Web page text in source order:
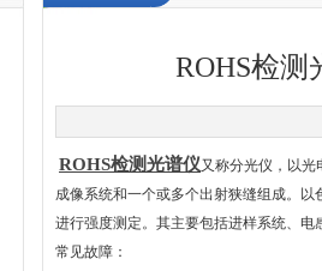
ROHS检
ROHS检测光谱仪又称分光仪，以
成像系统和一个或多个出射狭缝组成。
进行强度测定。其主要包括进样系统、
常见故障：